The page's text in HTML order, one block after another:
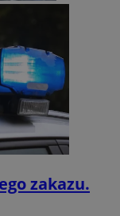
zakazu.